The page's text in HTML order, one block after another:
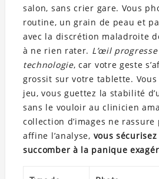
salon, sans crier gare. Vous
routine, un grain de peau et
avec la discrétion maladroite
à ne rien rater. L’œil
technologie, car votre geste
grossit sur votre tablette. Vous
jeu, vous guettez la stabilité
sans le vouloir au clinicien
collection d’images ne
affine l’analyse, vous
succomber à la panique